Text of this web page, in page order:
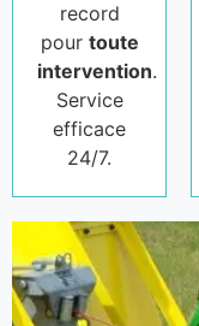
record
pour toute
intervention.
Service
efficace
24/7.